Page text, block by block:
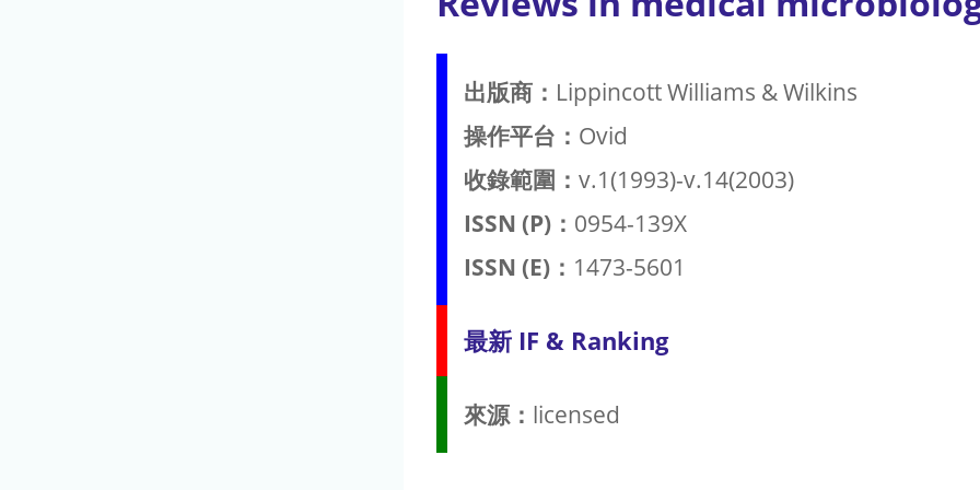
出版商： Lippincott Williams & Wilkins
操作平台： Ovid
收錄範圍： v.1(1993)-v.14(2003)
ISSN (P)： 0954-139X
ISSN (E)： 1473-5601
最新 IF & Ranking
來源： licensed